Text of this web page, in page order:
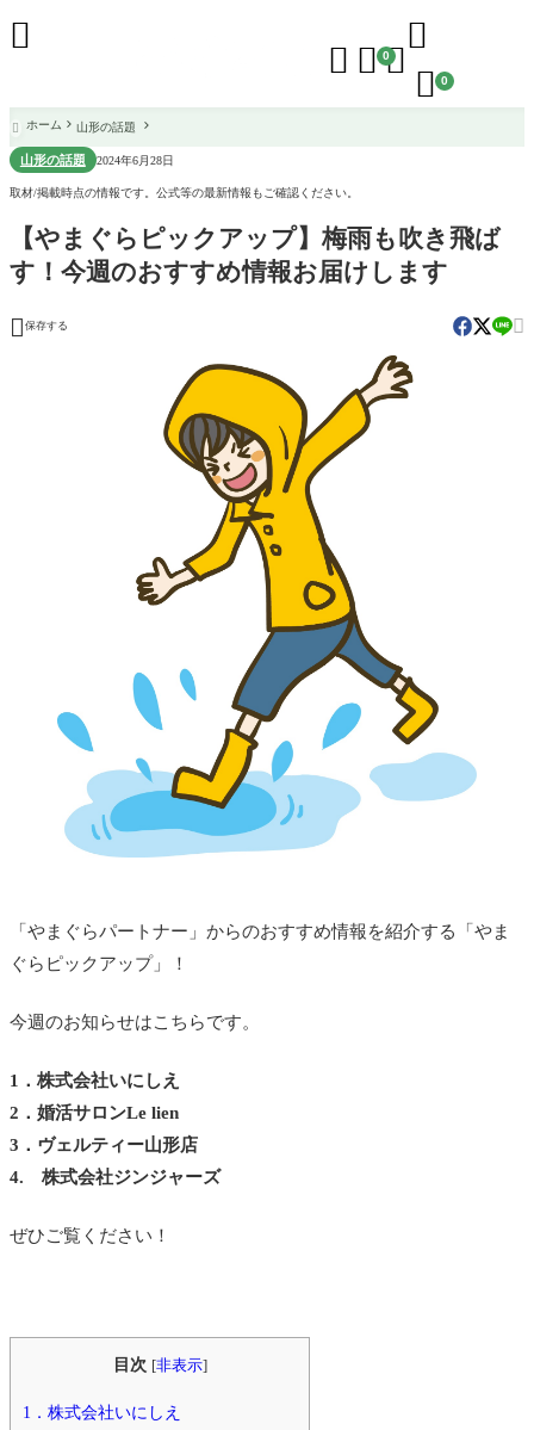
  0

 0

 ホーム 山形の話題
山形の話題 2024年6月28日
取材/掲載時点の情報です。公式等の最新情報もご確認ください。
【やまぐらピックアップ】梅雨も吹き飛ば
す！今週のおすすめ情報お届けします
 保存する 
「やまぐらパートナー」からのおすすめ情報を紹介する「やま
ぐらピックアップ」！
今週のお知らせはこちらです。
1．株式会社いにしえ
2． 婚活サロンLe lien
3．ヴェルティー山形店
4. 株式会社ジンジャーズ
ぜひご覧ください！
目次 [非表示]
1．株式会社いにしえ